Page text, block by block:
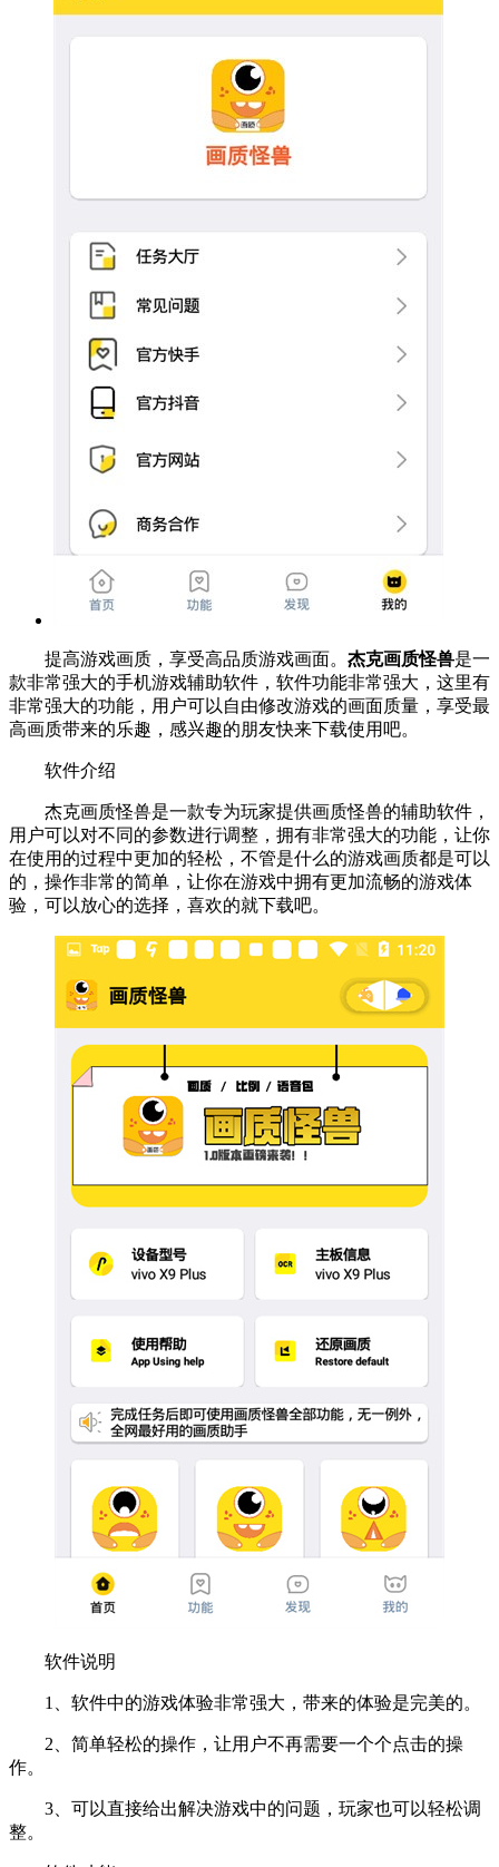
提高游戏画质，享受高品质游戏画面。 杰克画质怪兽是一
款非常强大的手机游戏辅助软件，软件功能非常强大，这里有
非常强大的功能，用户可以自由修改游戏的画面质量，享受最
高画质带来的乐趣，感兴趣的朋友快来下载使用吧。
软件介绍
杰克画质怪兽是一款专为玩家提供画质怪兽的辅助软件，
用户可以对不同的参数进行调整，拥有非常强大的功能，让你
在使用的过程中更加的轻松，不管是什么的游戏画质都是可以
的，操作非常的简单，让你在游戏中拥有更加流畅的游戏体
验，可以放心的选择，喜欢的就下载吧。
软件说明
1、软件中的游戏体验非常强大，带来的体验是完美的。
2、简单轻松的操作，让用户不再需要一个个点击的操
作。
3、可以直接给出解决游戏中的问题，玩家也可以轻松调
整。